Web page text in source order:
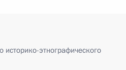
историко-этнографического